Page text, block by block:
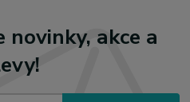
akce a